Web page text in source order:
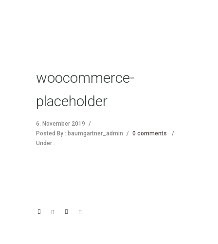
woocommerce-
placeholder
6. November 2019 /
Posted By : baumgartner_admin / 0 comments
/
Under :